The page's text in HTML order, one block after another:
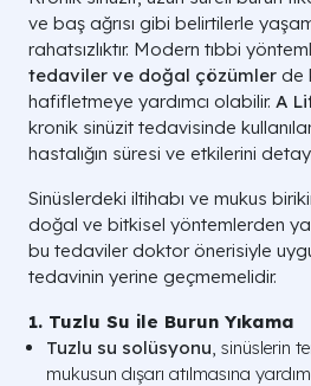
ve baş ağrısı gibi belirtilerle
rahatsızlıktır. Modern tıbbi
tedaviler ve doğal çözümler de
hafifletmeye yardımcı olabilir. A
kronik sinüzit tedavisinde
hastalığın süresi ve etkilerini
Sinüslerdeki iltihabı ve mukus
doğal ve bitkisel yöntemlerden
bu tedaviler doktor önerisiyle
tedavinin yerine geçmemelidir.
1. Tuzlu Su ile Burun Yıkama
Tuzlu su solüsyonu, sinüslerin
mukusun dışarı atılmasına